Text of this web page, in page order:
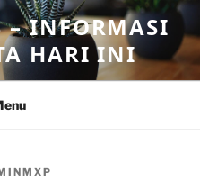
– INFORMASI
HARI INI